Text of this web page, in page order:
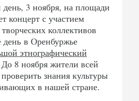
3 ноября, на площади
концерт с участием
коллективов
в Оренбуржье
этнографический
8 ноября жители всей
знания культуры
в нашей стране.